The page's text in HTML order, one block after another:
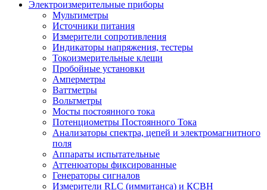
Электроизмерительные приборы
Мультиметры
Источники питания
Измерители сопротивления
Индикаторы напряжения, тестеры
Токоизмерительные клещи
Пробойные установки
Амперметры
Ваттметры
Вольтметры
Мосты постоянного тока
Потенциометры Постоянного Тока
Анализаторы спектра, цепей и электромагнитного
поля
Аппараты испытательные
Аттенюаторы фиксированные
Генераторы сигналов
Измерители RLC (иммитанса) и КСВН